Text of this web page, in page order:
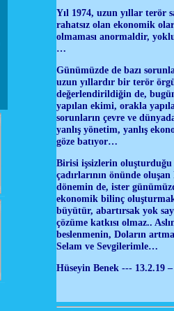
Yıl 1974, uzun yıllar terör
rahatsız olan ekonomik
olmaması anormaldir,
…
Günümüzde de bazı
uzun yıllardır bir terör
değerlendirildiğin de,
yapılan ekimi, orakla
sorunların çevre ve
yanlış yönetim, yanlış
göze batıyor…
Birisi işsizlerin oluşturduğu
çadırlarının önünde
dönemin de, ister
ekonomik bilinç oluşturmak
büyütür, abartırsak yok
çözüme katkısı olmaz..
beslenmenin, Doların
Selam ve Sevgilerimle…
Hüseyin Benek --- 13.2.19